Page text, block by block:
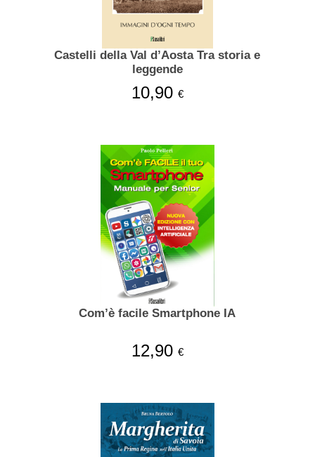
Castelli della Val d’Aosta Tra storia e
leggende
10,90 €
Com’è facile Smartphone IA
12,90 €